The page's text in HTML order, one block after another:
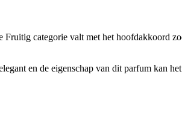
categorie valt met het hoofdakkoord
en de eigenschap van dit parfum kan